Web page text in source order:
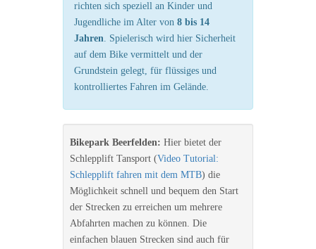
richten sich speziell an Kinder und
Jugendliche im Alter von 8 bis 14
Jahren. Spielerisch wird hier Sicherheit
auf dem Bike vermittelt und der
Grundstein gelegt, für flüssiges und
kontrolliertes Fahren im Gelände.
Bikepark Beerfelden: Hier bietet der
Schlepplift Tansport (Video Tutorial:
Schlepplift fahren mit dem MTB) die
Möglichkeit schnell und bequem den Start
der Strecken zu erreichen um mehrere
Abfahrten machen zu können. Die
einfachen blauen Strecken sind auch für